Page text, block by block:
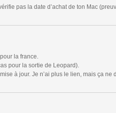
pas la date d’achat de ton Mac
la france.
pour la sortie de Leopard).
à jour. Je n’ai plus le lien, mais ça ne